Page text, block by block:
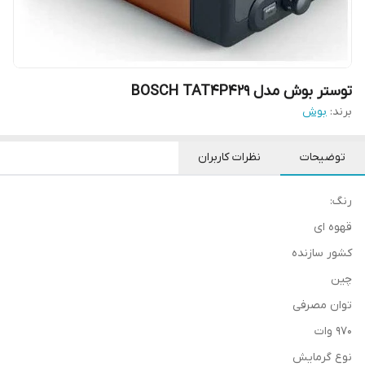
توستر بوش مدل BOSCH TAT4P429
برند: بوش
توضیحات نظرات کاربران
رنگ:
قهوه ای
کشور سازنده
چین
توان مصرفی
970 وات
نوع گرمایش